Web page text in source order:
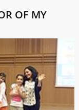
OF MY